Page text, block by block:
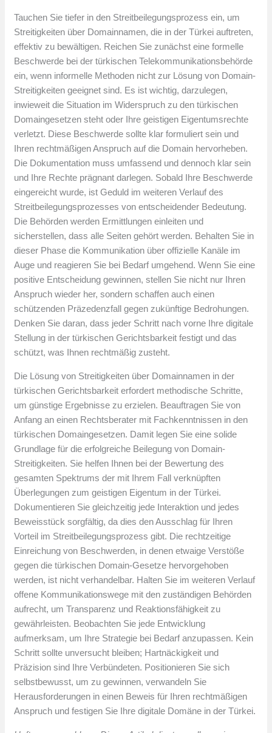
Tauchen Sie tiefer in den Streitbeilegungsprozess ein, um
Streitigkeiten über Domainnamen, die in der Türkei auftreten,
effektiv zu bewältigen. Reichen Sie zunächst eine formelle
Beschwerde bei der türkischen Telekommunikationsbehörde
ein, wenn informelle Methoden nicht zur Lösung von Domain-
Streitigkeiten geeignet sind. Es ist wichtig, darzulegen,
inwieweit die Situation im Widerspruch zu den türkischen
Domaingesetzen steht oder Ihre geistigen Eigentumsrechte
verletzt. Diese Beschwerde sollte klar formuliert sein und
Ihren rechtmäßigen Anspruch auf die Domain hervorheben.
Die Dokumentation muss umfassend und dennoch klar sein
und Ihre Rechte prägnant darlegen. Sobald Ihre Beschwerde
eingereicht wurde, ist Geduld im weiteren Verlauf des
Streitbeilegungsprozesses von entscheidender Bedeutung.
Die Behörden werden Ermittlungen einleiten und
sicherstellen, dass alle Seiten gehört werden. Behalten Sie in
dieser Phase die Kommunikation über offizielle Kanäle im
Auge und reagieren Sie bei Bedarf umgehend. Wenn Sie eine
positive Entscheidung gewinnen, stellen Sie nicht nur Ihren
Anspruch wieder her, sondern schaffen auch einen
schützenden Präzedenzfall gegen zukünftige Bedrohungen.
Denken Sie daran, dass jeder Schritt nach vorne Ihre digitale
Stellung in der türkischen Gerichtsbarkeit festigt und das
schützt, was Ihnen rechtmäßig zusteht.
Die Lösung von Streitigkeiten über Domainnamen in der
türkischen Gerichtsbarkeit erfordert methodische Schritte,
um günstige Ergebnisse zu erzielen. Beauftragen Sie von
Anfang an einen Rechtsberater mit Fachkenntnissen in den
türkischen Domaingesetzen. Damit legen Sie eine solide
Grundlage für die erfolgreiche Beilegung von Domain-
Streitigkeiten. Sie helfen Ihnen bei der Bewertung des
gesamten Spektrums der mit Ihrem Fall verknüpften
Überlegungen zum geistigen Eigentum in der Türkei.
Dokumentieren Sie gleichzeitig jede Interaktion und jedes
Beweisstück sorgfältig, da dies den Ausschlag für Ihren
Vorteil im Streitbeilegungsprozess gibt. Die rechtzeitige
Einreichung von Beschwerden, in denen etwaige Verstöße
gegen die türkischen Domain-Gesetze hervorgehoben
werden, ist nicht verhandelbar. Halten Sie im weiteren Verlauf
offene Kommunikationswege mit den zuständigen Behörden
aufrecht, um Transparenz und Reaktionsfähigkeit zu
gewährleisten. Beobachten Sie jede Entwicklung
aufmerksam, um Ihre Strategie bei Bedarf anzupassen. Kein
Schritt sollte unversucht bleiben; Hartnäckigkeit und
Präzision sind Ihre Verbündeten. Positionieren Sie sich
selbstbewusst, um zu gewinnen, verwandeln Sie
Herausforderungen in einen Beweis für Ihren rechtmäßigen
Anspruch und festigen Sie Ihre digitale Domäne in der Türkei.